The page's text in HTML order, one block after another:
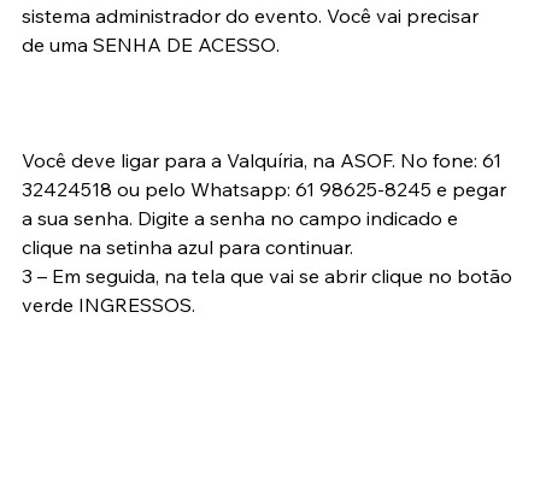
sistema administrador do evento. Você vai precisar
de uma SENHA DE ACESSO.
Você deve ligar para a Valquíria, na ASOF. No fone: 61
32424518 ou pelo Whatsapp: 61 98625-8245 e pegar
a sua senha. Digite a senha no campo indicado e
clique na setinha azul para continuar.
3 – Em seguida, na tela que vai se abrir clique no botão
verde INGRESSOS.